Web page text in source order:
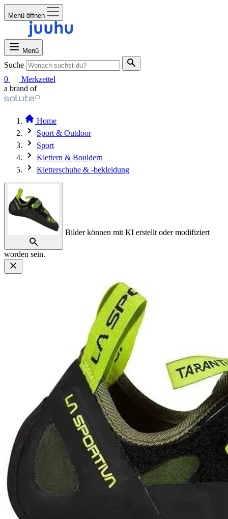
Menü öffnen
Menü
Suche
0
Merkzettel
a brand of
Home
Sport & Outdoor
Sport
Klettern & Bouldern
Kletterschuhe & -bekleidung
Bilder können mit KI erstellt oder modifiziert
worden sein.